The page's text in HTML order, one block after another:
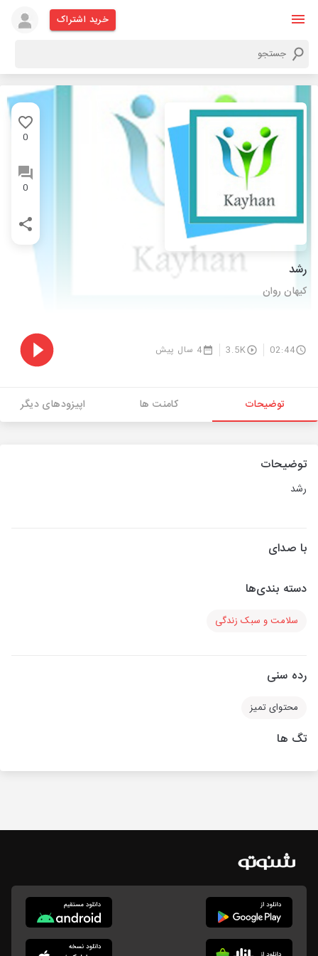
خرید اشتراک
0
0
رشد
کیهان روان
02:44
3.5K 4 سال پیش
توضیحات کامنت ها اپیزودهای دیگر
توضیحات
رشد
با صدای
دسته بندی‌ها
سلامت و سبک زندگی
رده سنی
محتوای تمیز
تگ ها